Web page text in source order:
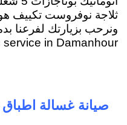
ثلاجة نوفروست تكييف
service in Damanhour
صيانة غسالة اطباق